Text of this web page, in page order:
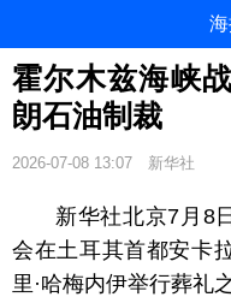
海
霍尔木兹海峡
朗石油制裁
2026-07-08 13:07 新华社
新华社北京7月8
会在土耳其首都安卡
里·哈梅内伊举行葬礼